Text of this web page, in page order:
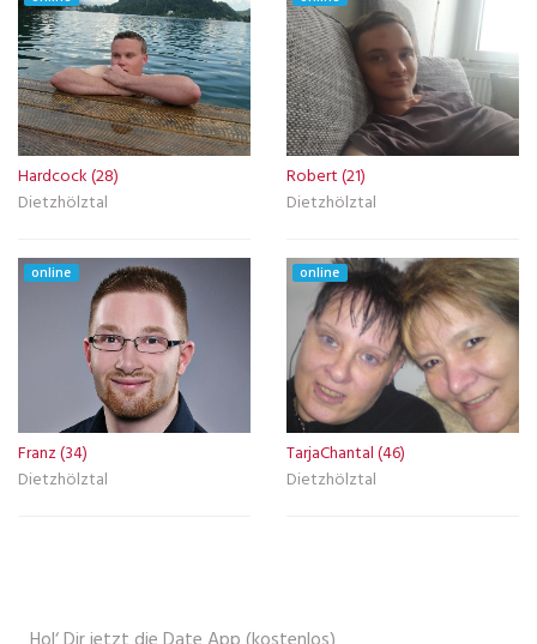
Hardcock (28)
Dietzhölztal
Robert (21)
Dietzhölztal
online
Franz (34)
Dietzhölztal
online
TarjaChantal (46)
Dietzhölztal